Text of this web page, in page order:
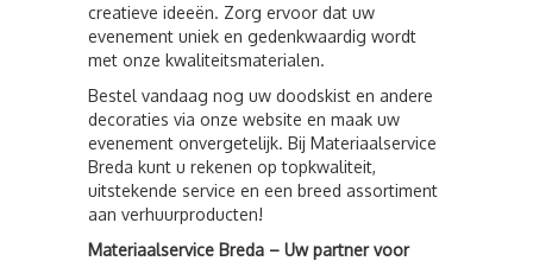
creatieve ideeën. Zorg ervoor dat uw
evenement uniek en gedenkwaardig wordt
met onze kwaliteitsmaterialen.
Bestel vandaag nog uw doodskist en andere
decoraties via onze website en maak uw
evenement onvergetelijk. Bij Materiaalservice
Breda kunt u rekenen op topkwaliteit,
uitstekende service en een breed assortiment
aan verhuurproducten!
Materiaalservice Breda – Uw partner voor